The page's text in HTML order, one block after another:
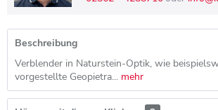
Beschreibung
Verblender in Naturstein-Optik, wie
vorgestellte Geopietra... mehr